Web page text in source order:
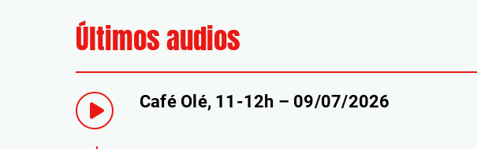
Últimos audios
Café Olé, 11-12h – 09/07/2026